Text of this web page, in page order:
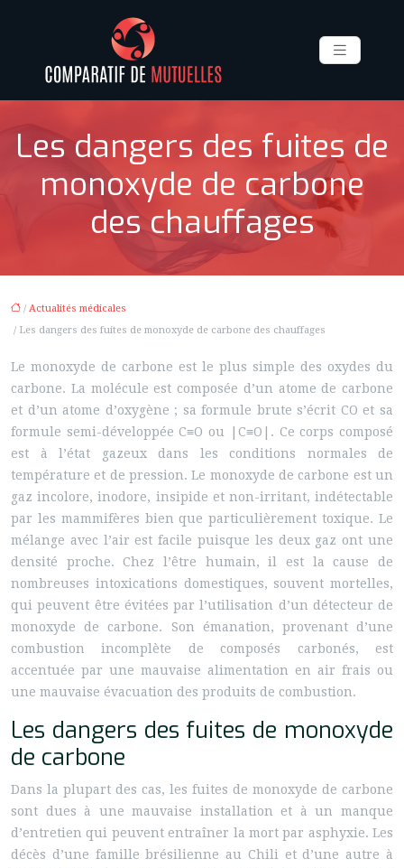
Les dangers des fuites de
monoxyde de carbone
des chauffages
/ Actualités médicales
/ Les dangers des fuites de monoxyde de carbone des chauffages
Le monoxyde de carbone est le plus simple des oxydes du
carbone. La molécule est composée d’un atome de carbone
et d’un atome d’oxygène ; sa formule brute s’écrit CO et sa
formule semi-développée C≡O ou |C≡O|. Ce corps composé
est à l’état gazeux dans les conditions normales de
température et de pression. Le monoxyde de carbone est un
gaz incolore, inodore, insipide et non-irritant, indétectable
par les mammifères bien que particulièrement toxique. Le
mélange avec l’air est facile puisque les deux gaz ont une
densité proche. Chez l’être humain, il est la cause de
nombreuses intoxications domestiques, souvent mortelles,
qui peuvent être évitées par l’utilisation d’un détecteur de
monoxyde de carbone. Son émanation, provenant d’une
combustion incomplète de composés carbonés, est
accentuée par une mauvaise alimentation en air frais ou
une mauvaise évacuation des produits de combustion.
Les dangers des fuites de monoxyde
de carbone
Dans la plupart des cas, les fuites de monoxyde de carbone
sont dues à une mauvaise installation et à un manque
d’entretien qui peuvent entraîner la mort par asphyxie. Les
décès d’une famille brésilienne au Chili et d’une autre à